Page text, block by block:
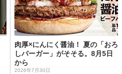
肉厚×にんにく醤油！ 夏の「おろ
しバーガー」がそそる。8月5日
から
2026年7月30日